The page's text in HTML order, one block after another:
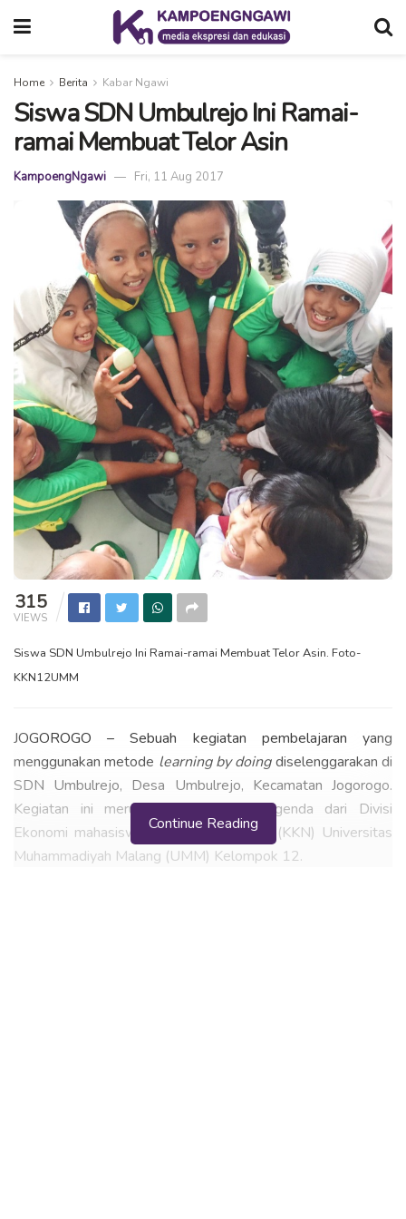
Home Berita Kabar Ngawi
Siswa SDN Umbulrejo Ini Ramai-
ramai Membuat Telor Asin
KampoengNgawi Fri, 11 Aug 2017
315
VIEWS
Siswa SDN Umbulrejo Ini Ramai-ramai Membuat Telor Asin. Foto-
KKN12UMM
JOGOROGO – Sebuah kegiatan pembelajaran yang
menggunakan metode learning by doingdiselenggarakan di
SDN Umbulrejo, Desa Umbulrejo, Kecamatan Jogorogo.
Kegiatan ini merupakan salah satu agenda dari Divisi
Ekonomi mahasiswa Kuliah Kerja Nyata (KKN) Universitas
Muhammadiyah Malang (UMM) Kelompok 12.
Continue Reading